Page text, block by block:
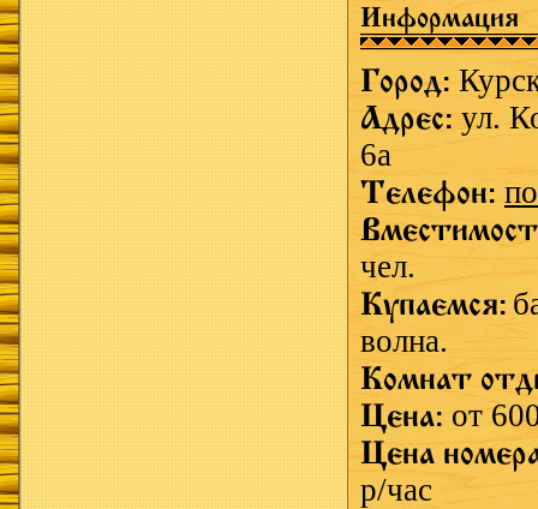
Информация
Город:
Адрес: ул.
6а
Телефон:
чел.
Купаемся:
волна.
Комнат
Цена: от
Цена
р/час